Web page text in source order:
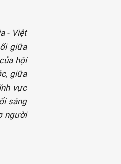
- Việt
giữa
hội
giữa
vực
sáng
người